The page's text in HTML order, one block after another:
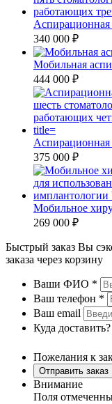
Аспирационная
340 000 ₽
Мобильная
444 000 ₽
Аспирационная
375 000 ₽
Мобильное
269 000 ₽
Быстрый заказ Вы
заказа через корзину
Ваши ФИО *
Ваш телефон *
Ваш email
Куда доставить?
Пожелания к
Отправить заказ
Внимание
Поля